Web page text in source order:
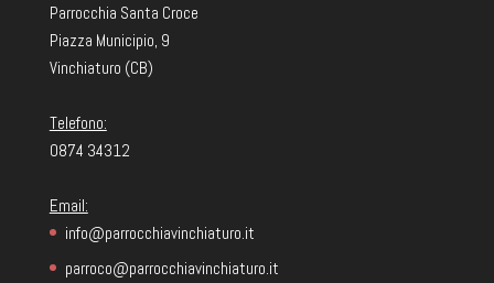
Parrocchia Santa Croce
Piazza Municipio, 9
Vinchiaturo (CB)
Telefono:
0874 34312
Email:
info@parrocchiavinchiaturo.it
parroco@parrocchiavinchiaturo.it